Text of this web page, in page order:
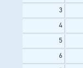
3
4
5
6